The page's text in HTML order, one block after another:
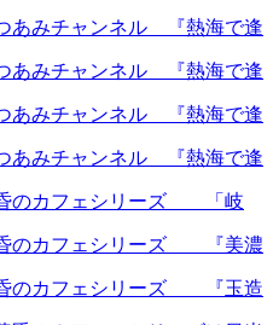
あみチャンネル 『熱海で逢
あみチャンネル 『熱海で逢
あみチャンネル 『熱海で逢
あみチャンネル 『熱海で逢
のカフェシリーズ 「岐
のカフェシリーズ 『美濃
のカフェシリーズ 『玉造